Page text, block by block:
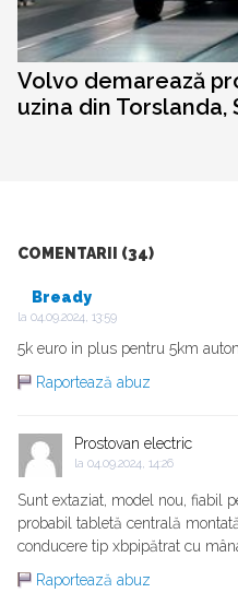
Volvo demarează
uzina din Torslanda,
COMENTARII (34)
Bready
la 04.09.2024, 13:59
5k euro in plus pentru 5km
Raportează abuz
Prostovan electric
la 04.09.2024, 14:26
Sunt extaziat, model nou, fiabil
probabil tabletă centrală
conducere tip xbpipătrat cu
Raportează abuz